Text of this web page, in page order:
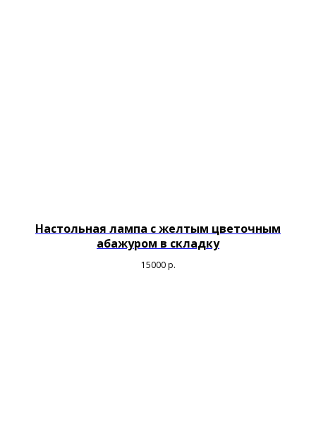
Настольная лампа с желтым цветочным
абажуром в складку
15000 р.